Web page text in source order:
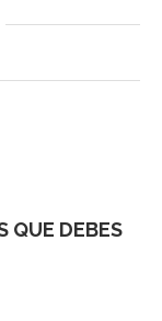
QUE DEBES